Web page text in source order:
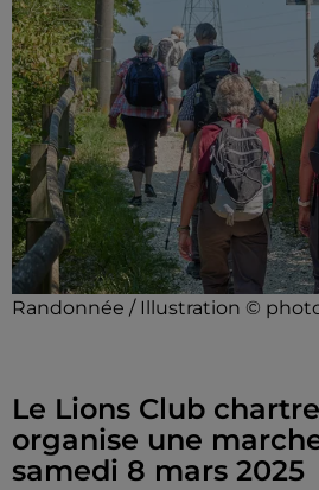
Randonnée / Illustration ©
Le Lions Club
organise une
samedi 8 mars 2025